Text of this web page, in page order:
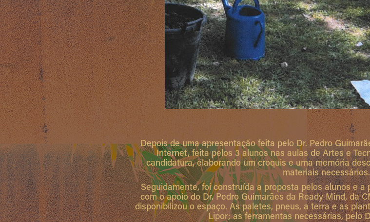
Depois de uma apresentação feita pelo Dr. Pedro
Internet, feita pelos 3 alunos nas aulas de Artes e
candidatura, elaborando um croquis e uma memória
materiais
Seguidamente, foi construída a proposta pelos alunos e
com o apoio do Dr. Pedro Guimarães da Ready Mind, da
disponibilizou o espaço. As paletes, pneus, a terra e as
Lipor; as ferramentas necessárias, pelo